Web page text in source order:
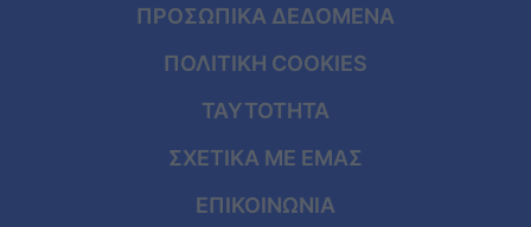
ΠΡΟΣΩΠΙΚΑ ΔΕΔΟΜΕΝΑ
ΠΟΛΙΤΙΚΗ COOKIES
ΤΑΥΤΟΤΗΤΑ
ΣΧΕΤΙΚΑ ΜΕ ΕΜΑΣ
ΕΠΙΚΟΙΝΩΝΙΑ